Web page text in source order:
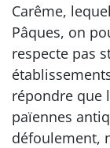
Carême,
Pâques, on
respecte pas
répondre que
païennes
défoulement,